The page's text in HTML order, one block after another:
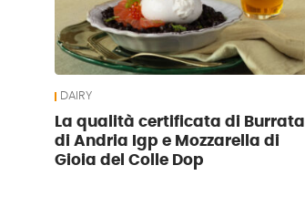
DAIRY
La qualità certificata di Burrata
di Andria Igp e Mozzarella di
Gioia del Colle Dop